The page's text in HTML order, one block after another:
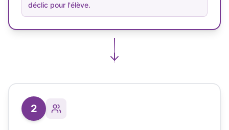
déclic pour l'élève.
2